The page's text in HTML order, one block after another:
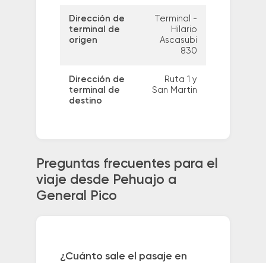
Dirección de
terminal de
origen
Terminal -
Hilario
Ascasubi
830
Dirección de
terminal de
destino
Ruta 1 y
San Martin
Preguntas frecuentes para el
viaje desde Pehuajo a
General Pico
¿Cuánto sale el pasaje en